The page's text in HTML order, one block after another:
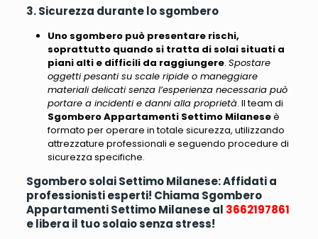
3. Sicurezza durante lo sgombero
Uno sgombero può presentare rischi,
soprattutto quando si tratta di solai situati a
piani alti e difficili da raggiungere. Spostare
oggetti pesanti su scale ripide o maneggiare
materiali delicati senza l’esperienza necessaria può
portare a incidenti e danni alla proprietà. Il team di
Sgombero Appartamenti Settimo Milaneseè
formato per operare in totale sicurezza, utilizzando
attrezzature professionali e seguendo procedure di
sicurezza specifiche.
Sgombero solai Settimo Milanese: Affidati a
professionisti esperti! Chiama Sgombero
Appartamenti Settimo Milanese al 3662197861
e libera il tuo solaio senza stress!